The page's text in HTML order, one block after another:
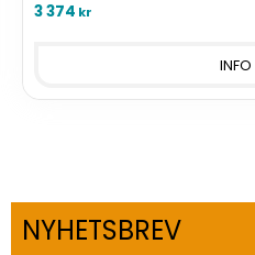
3 374 kr
INFO
NYHETSBREV